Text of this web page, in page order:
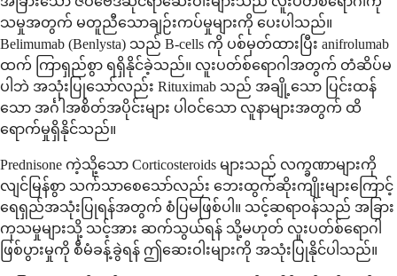
သမှုအတွက် မတူညီသောချဉ်းကပ်မှုများကို ပေးပါသည်။
Belimumab (Benlysta) သည် B-cells ကို ပစ်မှတ်ထားပြီး anifrolumab
ထက် ကြာရှည်စွာ ရရှိနိုင်ခဲ့သည်။ လူးပတ်စ်ရောဂါအတွက် တံဆိပ်မ
ပါဘဲ အသုံးပြုသော်လည်း Rituximab သည် အချို့သော ပြင်းထန်
သော အင်္ဂါအစိတ်အပိုင်းများ ပါဝင်သော လူနာများအတွက် ထိ
ရောက်မှုရှိနိုင်သည်။
Prednisone ကဲ့သို့သော Corticosteroids များသည် လက္ခဏာများကို
လျင်မြန်စွာ သက်သာစေသော်လည်း ဘေးထွက်ဆိုးကျိုးများကြောင့်
ရေရှည်အသုံးပြုရန်အတွက် စံပြမဖြစ်ပါ။ သင့်ဆရာဝန်သည် အခြား
ကုသမှုများသို့ သင့်အား ဆက်သွယ်ရန် သို့မဟုတ် လူးပတ်စ်ရောဂါ
ဖြစ်ပွားမှုကို စီမံခန့်ခွဲရန် ဤဆေးဝါးများကို အသုံးပြုနိုင်ပါသည်။